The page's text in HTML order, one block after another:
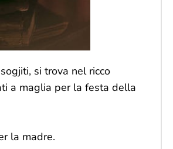
si trova nel ricco
a maglia per la festa della
la madre.